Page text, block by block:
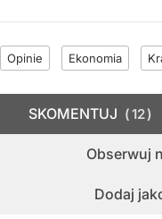
Opinie Ekonomia
Obserwuj
Dodaj
SKOMENTUJ 12